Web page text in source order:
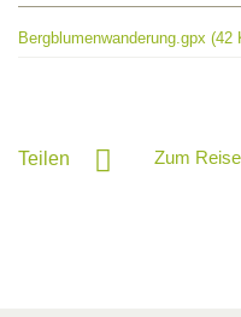
Bergblumenwanderung.gpx (42
Teilen Zum